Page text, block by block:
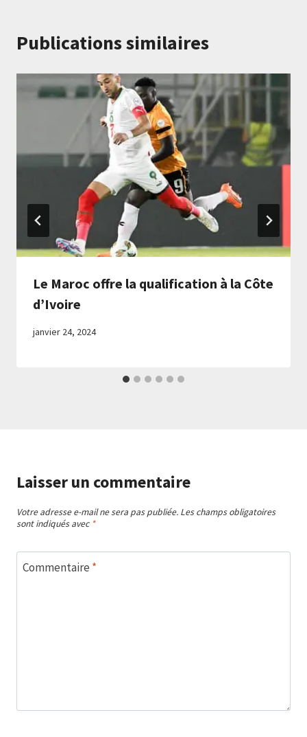
Publications similaires
Le Maroc offre la qualification à la Côte
d’Ivoire
janvier 24, 2024
Laisser un commentaire
Votre adresse e-mail ne sera pas publiée. Les champs obligatoires
sont indiqués avec *
Commentaire *